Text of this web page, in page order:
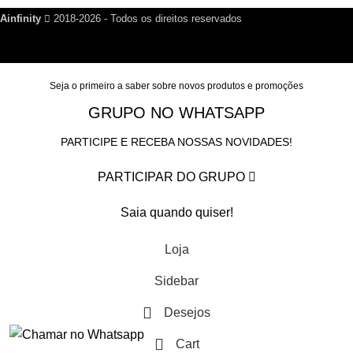
Ainfinity 2018-2026 - Todos os direitos reservados
Seja o primeiro a saber sobre novos produtos e promoções
GRUPO NO WHATSAPP
PARTICIPE E RECEBA NOSSAS NOVIDADES!
PARTICIPAR DO GRUPO
Saia quando quiser!
Loja
Sidebar
Desejos
Cart